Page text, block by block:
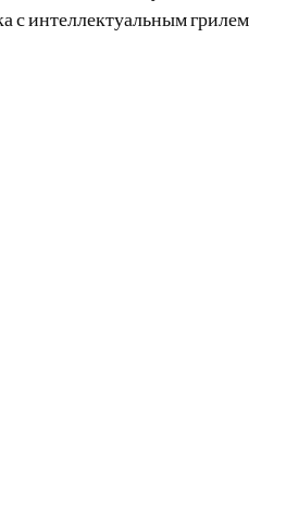
с интеллектуальным грилем